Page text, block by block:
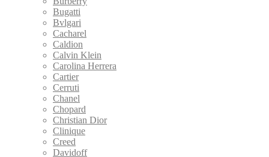
Bugatti
Bvlgari
Cacharel
Caldion
Calvin Klein
Carolina Herrera
Cartier
Cerruti
Chanel
Chopard
Christian Dior
Clinique
Creed
Davidoff